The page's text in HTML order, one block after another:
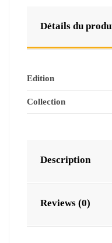
Détails du
Edition
Collection
Description
Reviews (0)